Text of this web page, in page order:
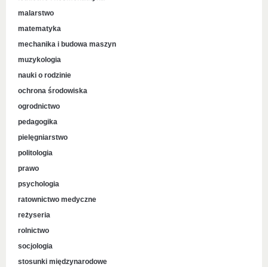
malarstwo
matematyka
mechanika i budowa maszyn
muzykologia
nauki o rodzinie
ochrona środowiska
ogrodnictwo
pedagogika
pielęgniarstwo
politologia
prawo
psychologia
ratownictwo medyczne
reżyseria
rolnictwo
socjologia
stosunki międzynarodowe